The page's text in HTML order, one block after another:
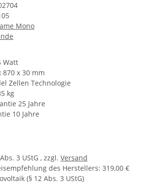
Mono
Watt
870 x 30 mm
Zellen Technologie
kg
25 Jahre
10 Jahre
3 UStG , zzgl. Versand
des Herstellers: 319,00 €
(§ 12 Abs. 3 UStG)